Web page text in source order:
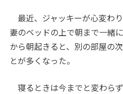
最近、ジャッキーが心変わ
妻のベッドの上で朝まで一緒
から朝起きると、別の部屋の
とが多くなった。
寝るときは今までと変わら